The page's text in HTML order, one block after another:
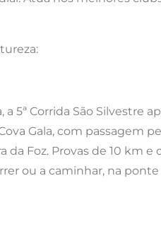
5ª Corrida São Silvestre
Gala, com passagem
da Foz. Provas de 10 km e
ou a caminhar, na